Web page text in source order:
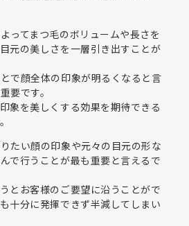
ってまつ毛のボリュームや長さを
元の美しさを一層引き出すことが
で顔全体の印象が明るくなると言
要です。
象を美しくする効果を期待できる
たい顔の印象や元々の目元の形な
で行うことが最も重要と言えるで
とお客様のご要望に沿うことがで
十分に発揮できず半減してしまい